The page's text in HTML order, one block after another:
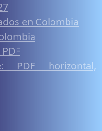
en Colombia
PDF horizontal,